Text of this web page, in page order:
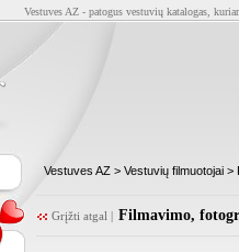
Vestuves AZ - patogus vestuvių katalogas,
Vestuves AZ > Vestuvių filmuotojai >
Grįžti atgal | Filmavimo,